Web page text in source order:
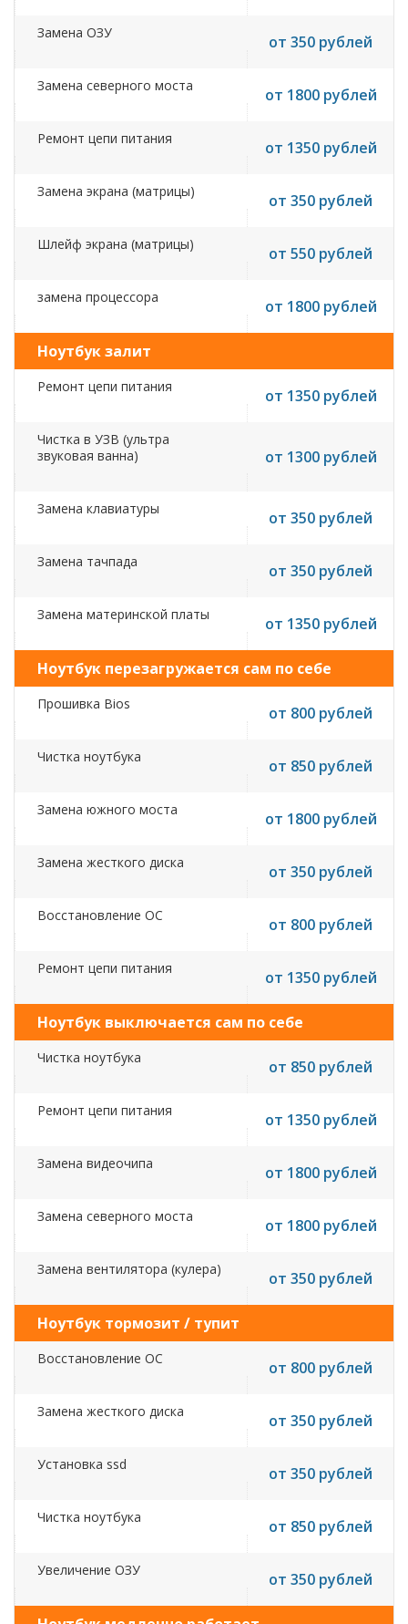
Замена ОЗУ от 350 рублей
Замена северного моста от 1800 рублей
Ремонт цепи питания от 1350 рублей
Замена экрана (матрицы) от 350 рублей
Шлейф экрана (матрицы) от 550 рублей
замена процессора от 1800 рублей
Ноутбук залит
Ремонт цепи питания от 1350 рублей
Чистка в УЗВ (ультра
звуковая ванна)
от 1300 рублей
Замена клавиатуры от 350 рублей
Замена тачпада от 350 рублей
Замена материнской платы от 1350 рублей
Ноутбук перезагружается сам по себе
Прошивка Bios от 800 рублей
Чистка ноутбука от 850 рублей
Замена южного моста от 1800 рублей
Замена жесткого диска от 350 рублей
Восстановление ОС от 800 рублей
Ремонт цепи питания от 1350 рублей
Ноутбук выключается сам по себе
Чистка ноутбука от 850 рублей
Ремонт цепи питания от 1350 рублей
Замена видеочипа от 1800 рублей
Замена северного моста от 1800 рублей
Замена вентилятора (кулера) от 350 рублей
Ноутбук тормозит / тупит
Восстановление ОС от 800 рублей
Замена жесткого диска от 350 рублей
Установка ssd от 350 рублей
Чистка ноутбука от 850 рублей
Увеличение ОЗУ от 350 рублей